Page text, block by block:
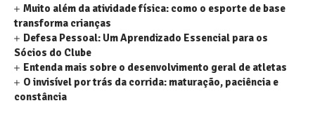
Muito além da atividade física: como o esporte de base
transforma crianças
Defesa Pessoal: Um Aprendizado Essencial para os
Sócios do Clube
Entenda mais sobre o desenvolvimento geral de atletas
O invisível por trás da corrida: maturação, paciência e
constância